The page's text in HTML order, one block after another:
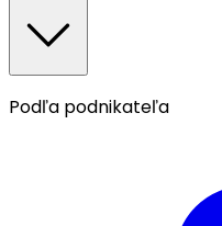
Podľa podnikateľa